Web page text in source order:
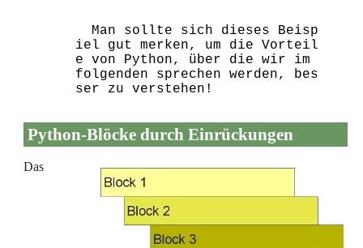
iel gut merken, um die Vorteil
e von Python, über die wir im
folgenden sprechen werden, bes
ser zu verstehen!
Python-Blöcke durch Einrückungen
Das